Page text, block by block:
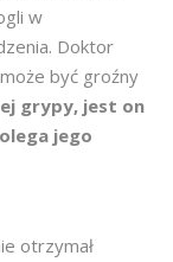
w
Doktor
być groźny
grypy, jest on
jego
otrzymał